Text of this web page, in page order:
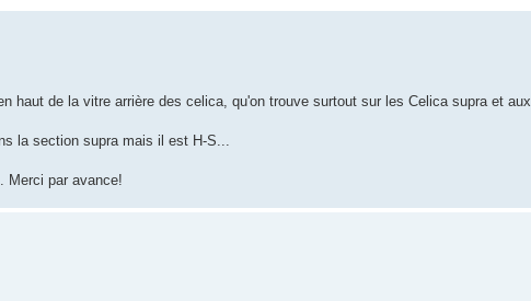
haut de la vitre arrière des celica, qu'on trouve surtout sur les Celica supra et aux
la section supra mais il est H-S...
Merci par avance!